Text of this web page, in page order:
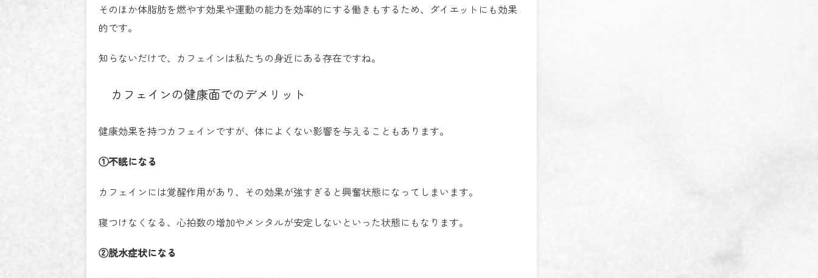
そのほか体脂肪を燃やす効果や運動の能力を効率的にする働きもするため、ダイエットにも効果
的です。
知らないだけで、カフェインは私たちの身近にある存在ですね。
カフェインの健康面でのデメリット
健康効果を持つカフェインですが、体によくない影響を与えることもあります。
①不眠になる
カフェインには覚醒作用があり、その効果が強すぎると興奮状態になってしまいます。
寝つけなくなる、心拍数の増加やメンタルが安定しないといった状態にもなります。
②脱水症状になる